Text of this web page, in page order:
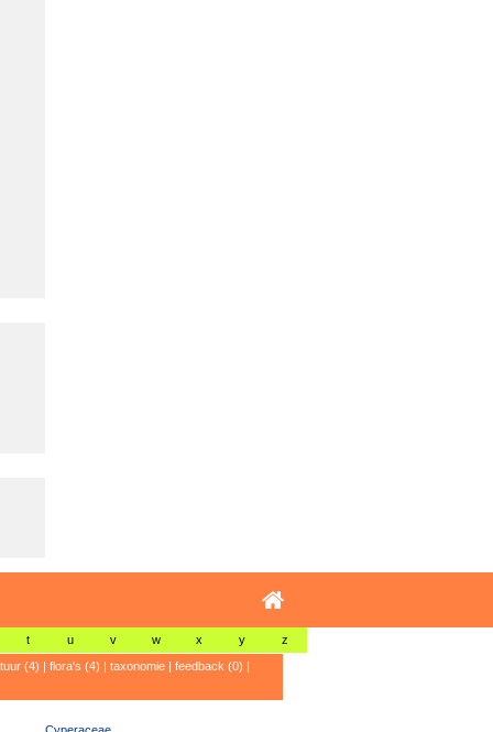
t u v w x y z
(4) | flora's (4) | taxonomie| feedback (0) |